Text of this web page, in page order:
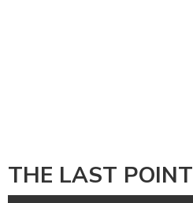
THE LAST POINT